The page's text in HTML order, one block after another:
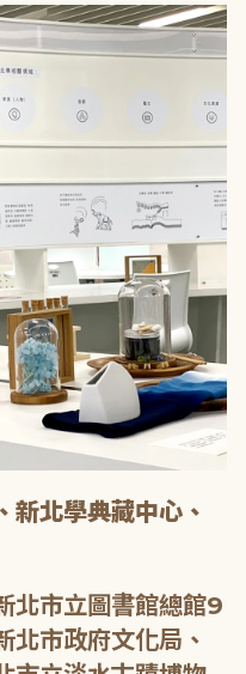
新北學典藏中心、
北市立圖書館總館9
北市政府文化局、